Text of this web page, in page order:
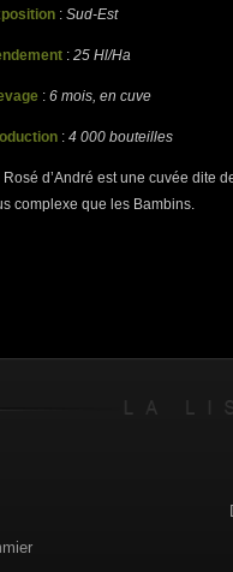
: Sud-Est
: 25 Hl/Ha
: 6 mois, en cuve
: 4 000 bouteilles
Rosé d’André est une cuvée dite
complexe que les Bambins.